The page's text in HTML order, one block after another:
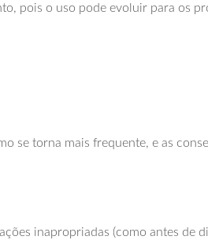
pois o uso pode evoluir para os
se torna mais frequente, e as
inapropriadas (como antes de